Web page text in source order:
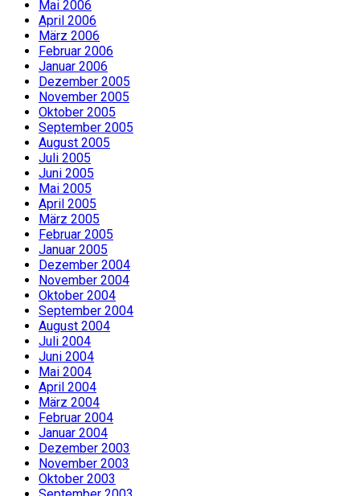
Mai 2006
April 2006
März 2006
Februar 2006
Januar 2006
Dezember 2005
November 2005
Oktober 2005
September 2005
August 2005
Juli 2005
Juni 2005
Mai 2005
April 2005
März 2005
Februar 2005
Januar 2005
Dezember 2004
November 2004
Oktober 2004
September 2004
August 2004
Juli 2004
Juni 2004
Mai 2004
April 2004
März 2004
Februar 2004
Januar 2004
Dezember 2003
November 2003
Oktober 2003